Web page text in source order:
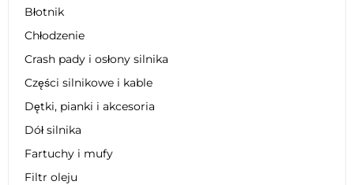
Błotnik
Chłodzenie
Crash pady i osłony silnika
Części silnikowe i kable
Dętki, pianki i akcesoria
Dół silnika
Fartuchy i mufy
Filtr oleju